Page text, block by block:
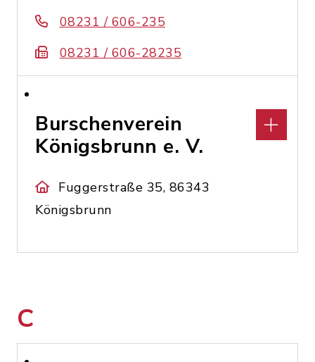
08231 / 606-235
08231 / 606-28235
Burschenverein
Königsbrunn e. V.
Fuggerstraße 35, 86343
Königsbrunn
C